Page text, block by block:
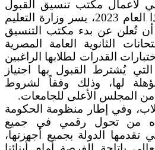
لأعمال مكتب تنسيق القبول
بالجامعات والمعاهد لهذا العام 2023، يسر وزارة التعليم
أن تُعلن عن بدء مكتب التنسيق
الثانوية العامة المصرية
القدرات لطلابها الراغبين
يُشترط القبول بها اجتياز
لها، وذلك وفقاً لشروط
من المجلس الأعلى للجامعات.
وفي إطار منظومة الحكومة
من تحول رقمي في جميع
تقدمها الدولة بجميع أجهزتها،